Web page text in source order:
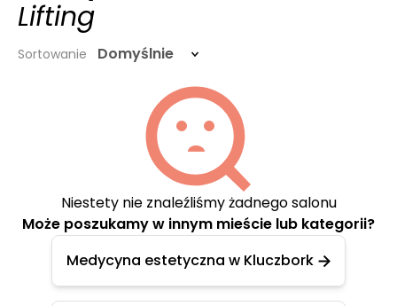
Lifting
Sortowanie Domyślnie
Niestety nie znaleźliśmy żadnego salonu
Może poszukamy w innym mieście lub kategorii?
Medycyna estetyczna w Kluczbork